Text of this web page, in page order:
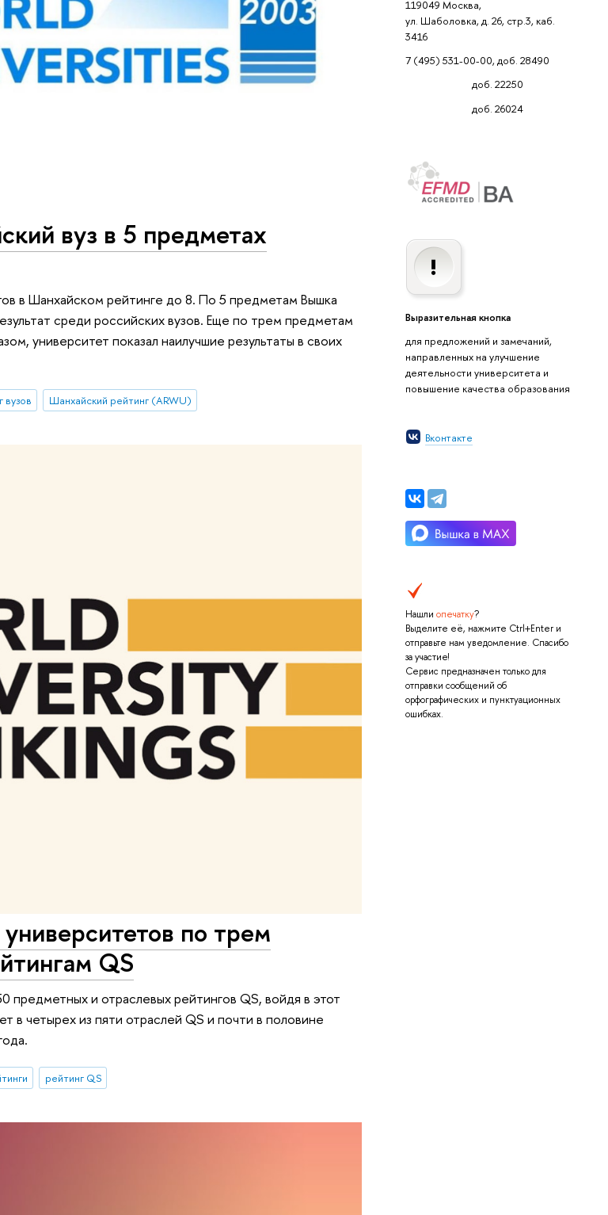
119049 Москва,
ул. Шаболовка, д. 26, стр.3, каб.
3416
7 (495) 531-00-00, доб. 28490
доб. 22250
доб. 26024
Выразительная кнопка
для предложений и замечаний,
направленных на улучшение
деятельности университета и
повышение качества образования
Вконтакте
Нашли опечатку?
Выделите её, нажмите Ctrl+Enter и
отправьте нам уведомление. Спасибо
за участие!
Сервис предназначен только для
отправки сообщений об
орфографических и пунктуационных
ошибках.
вуз в 5 предметах
в Шанхайском рейтинге до 8. По 5 предметам Вышка
среди российских вузов. Еще по трем предметам
университет показал наилучшие результаты в своих
вузов Шанхайский рейтинг (ARWU)
по трем
QS
предметных и отраслевых рейтингов QS, войдя в этот
в четырех из пяти отраслей QS и почти в половине
рейтинг QS